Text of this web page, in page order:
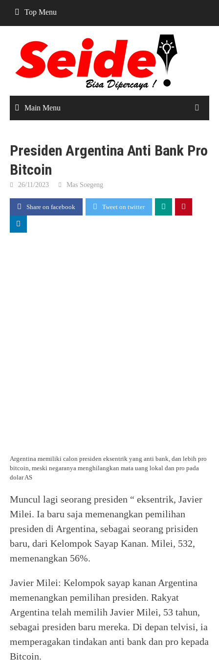
content
Top Menu
Main Menu
Presiden Argentina Anti Bank Pro
Bitcoin
26/11/2023 Mas Soegeng
Share on facebook Tweet on twitter
Argentina memiliki calon presiden eksentrik yang anti bank, dan lebih pro
bitcoin, meski negaranya menghilangkan mata uang lokal dan pro pada
dolar AS
Muncul lagi seorang presiden “ eksentrik, Javier
Milei. Ia baru saja memenangkan pemilihan
presiden di Argentina, sebagai seorang prisiden
baru, dari Kelompok Sayap Kanan. Milei, 532,
memenangkan 56%.
Javier Milei: Kelompok sayap kanan Argentina
memenangkan pemilihan presiden. Rakyat
Argentina telah memilih Javier Milei, 53 tahun,
sebagai presiden baru mereka. Di depan telvisi, ia
memperagakan tindakan anti bank dan pro kepada
Bitcoin.